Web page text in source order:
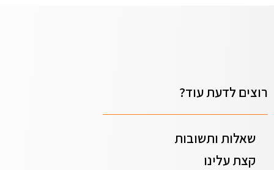
רוצים לדעת עוד?
שאלות ותשובות
קצת עלינו